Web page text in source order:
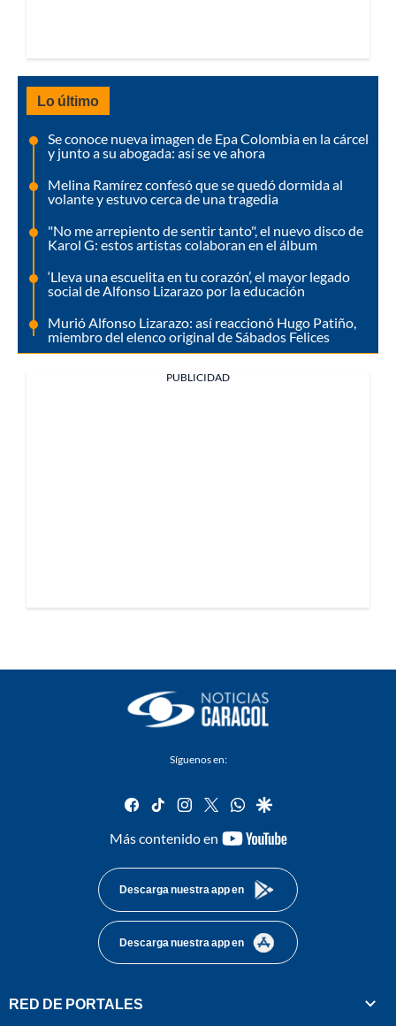
Lo último
Se conoce nueva imagen de Epa Colombia en la cárcel
y junto a su abogada: así se ve ahora
Melina Ramírez confesó que se quedó dormida al
volante y estuvo cerca de una tragedia
"No me arrepiento de sentir tanto", el nuevo disco de
Karol G: estos artistas colaboran en el álbum
‘Lleva una escuelita en tu corazón’, el mayor legado
social de Alfonso Lizarazo por la educación
Murió Alfonso Lizarazo: así reaccionó Hugo Patiño,
miembro del elenco original de Sábados Felices
PUBLICIDAD
Síguenos en:
facebook
tiktok instagram
twitterwhatsapp
google
Más contenido en
youtube-
Descarga nuestra app en
Descarga nuestra app en
RED DE PORTALES